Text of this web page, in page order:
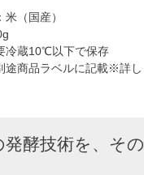
（国産）
冷蔵10℃以下で保存
途商品ラベルに記載※詳し
発酵技術を、そ